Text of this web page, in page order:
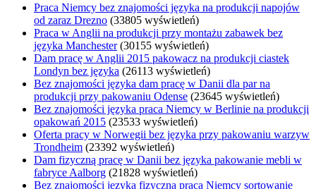
Praca Niemcy bez znajomości języka na produkcji napojów
od zaraz Drezno (33805 wyświetleń)
Praca w Anglii na produkcji przy montażu zabawek bez
języka Manchester(30155 wyświetleń)
Dam pracę w Anglii 2015 pakowacz na produkcji ciastek
Londyn bez języka (26113 wyświetleń)
Bez znajomości języka dam pracę w Danii dla par na
produkcji przy pakowaniu Odense (23645 wyświetleń)
Bez znajomości języka praca Niemcy w Berlinie na produkcji
opakowań 2015 (23533 wyświetleń)
Oferta pracy w Norwegii bez języka przy pakowaniu warzyw
Trondheim (23392 wyświetleń)
Dam fizyczną pracę w Danii bez języka pakowanie mebli w
fabryce Aalborg (21828 wyświetleń)
Bez znajomości języka fizyczna praca Niemcy sortowanie